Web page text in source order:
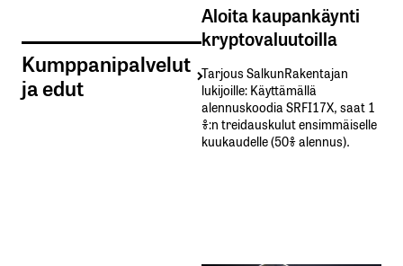
Kumppanipalvelut
ja edut
Aloita kaupankäynti
kryptovaluutoilla
Tarjous SalkunRakentajan
lukijoille: Käyttämällä​ ​
alennuskoodia​ ​SRFI17X,​ ​saat​ ​1
%:n treidauskulut​ ​ensimmäiselle​ ​
kuukaudelle​ ​(50%​ ​alennus).